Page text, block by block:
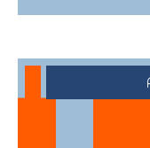
Desde el